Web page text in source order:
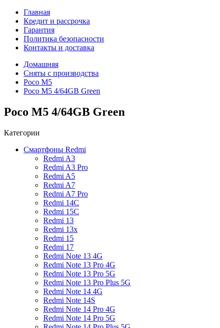
Главная
Кредит и рассрочка
Гарантия
Политика безопасности
Контакты и доставка
Домашняя
Сняты с производства
Poco M5
Poco M5 4/64GB Green
Poco M5 4/64GB Green
Категории
Смартфоны Redmi
Redmi A3
Redmi A3 Pro
Redmi A5
Redmi A7
Redmi A7 Pro
Redmi 14C
Redmi 15C
Redmi 13
Redmi 13x
Redmi 15
Redmi 17
Redmi Note 13 4G
Redmi Note 13 Pro 4G
Redmi Note 13 Pro 5G
Redmi Note 13 Pro Plus 5G
Redmi Note 14 4G
Redmi Note 14S
Redmi Note 14 Pro 4G
Redmi Note 14 Pro 5G